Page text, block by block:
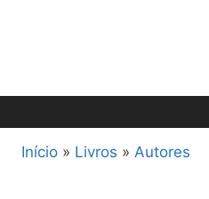
Início» Livros » Autores